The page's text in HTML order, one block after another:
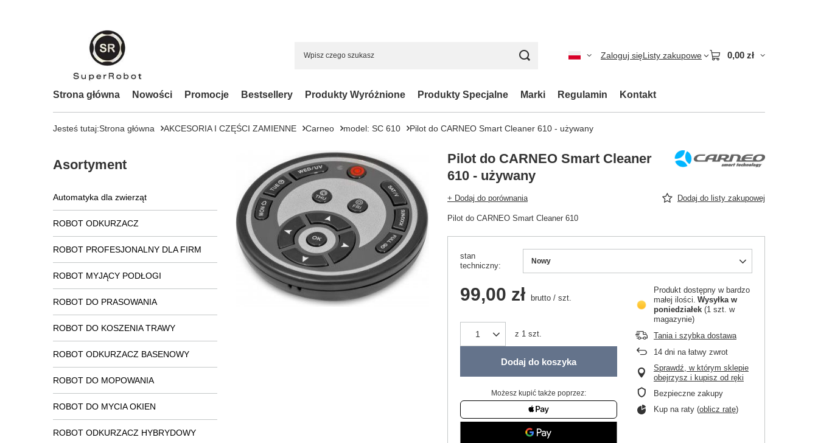
Zaloguj sięListy zakupowe 0,00 zł
Strona główna Nowości Promocje Bestsellery Produkty Wyróżnione Produkty Specjalne Marki Regulamin Kontakt
Jesteś tutaj:Strona główna AKCESORIA I CZĘŚCI ZAMIENNE Carneo model: SC 610 Pilot do CARNEO Smart Cleaner 610 - używany
Asortyment
Automatyka dla zwierząt
ROBOT ODKURZACZ
ROBOT PROFESJONALNY DLA FIRM
ROBOT MYJĄCY PODŁOGI
ROBOT DO PRASOWANIA
ROBOT DO KOSZENIA TRAWY
ROBOT ODKURZACZ BASENOWY
ROBOT DO MOPOWANIA
ROBOT DO MYCIA OKIEN
ROBOT ODKURZACZ HYBRYDOWY
Pilot do CARNEO Smart Cleaner
610 - używany
+ Dodaj do porównania Dodaj do listy zakupowej
Pilot do CARNEO Smart Cleaner 610
stan
techniczny
Nowy
99,00 zł brutto / szt.
z 1 szt.
Dodaj do koszyka
Możesz kupić także poprzez:
Produkt dostępny w bardzo
małej ilości Wysyłka w
poniedziałek (1 szt. w
magazynie)
Tania i szybka dostawa
14 dni na łatwy zwrot
Sprawdź, w którym sklepie
obejrzysz i kupisz od ręki
Bezpieczne zakupy
Kup na raty (oblicz ratę)